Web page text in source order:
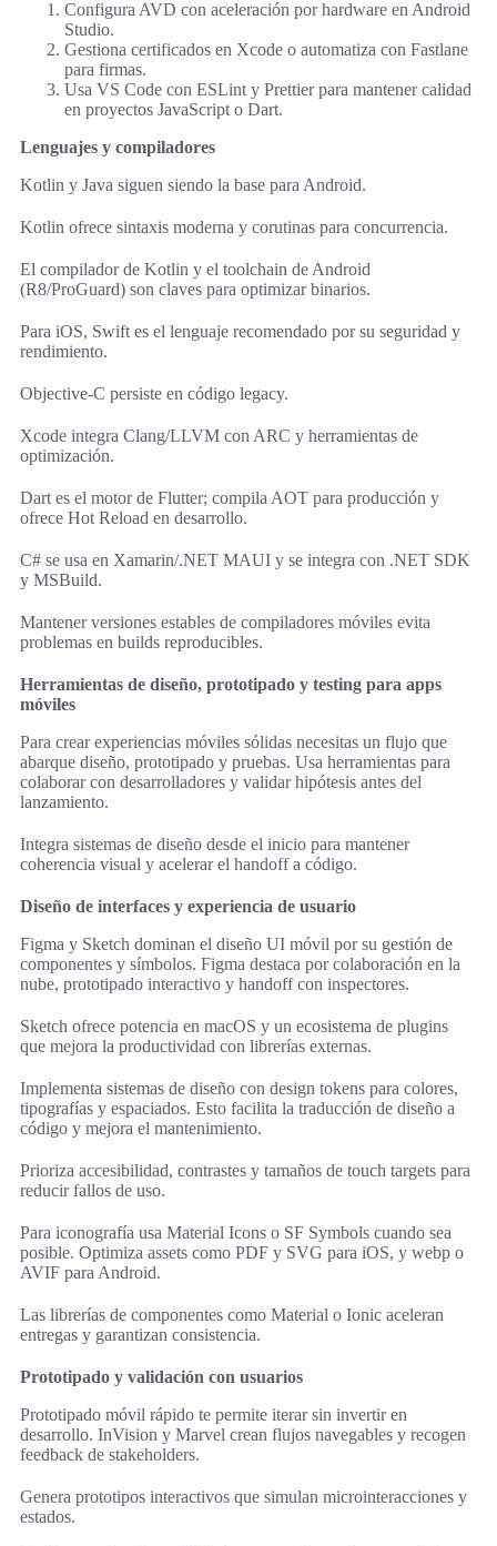
Configura AVD con aceleración por hardware en Android
Studio.
Gestiona certificados en Xcode o automatiza con Fastlane
para firmas.
Usa VS Code con ESLint y Prettier para mantener calidad
en proyectos JavaScript o Dart.
Lenguajes y compiladores
Kotlin y Java siguen siendo la base para Android.
Kotlin ofrece sintaxis moderna y corutinas para concurrencia.
El compilador de Kotlin y el toolchain de Android
(R8/ProGuard) son claves para optimizar binarios.
Para iOS, Swift es el lenguaje recomendado por su seguridad y
rendimiento.
Objective‑C persiste en código legacy.
Xcode integra Clang/LLVM con ARC y herramientas de
optimización.
Dart es el motor de Flutter; compila AOT para producción y
ofrece Hot Reload en desarrollo.
C# se usa en Xamarin/.NET MAUI y se integra con .NET SDK
y MSBuild.
Mantener versiones estables de compiladores móviles evita
problemas en builds reproducibles.
Herramientas de diseño, prototipado y testing para apps
móviles
Para crear experiencias móviles sólidas necesitas un flujo que
abarque diseño, prototipado y pruebas. Usa herramientas para
colaborar con desarrolladores y validar hipótesis antes del
lanzamiento.
Integra sistemas de diseño desde el inicio para mantener
coherencia visual y acelerar el handoff a código.
Diseño de interfaces y experiencia de usuario
Figma y Sketch dominan el diseño UI móvil por su gestión de
componentes y símbolos. Figma destaca por colaboración en la
nube, prototipado interactivo y handoff con inspectores.
Sketch ofrece potencia en macOS y un ecosistema de plugins
que mejora la productividad con librerías externas.
Implementa sistemas de diseño con design tokens para colores,
tipografías y espaciados. Esto facilita la traducción de diseño a
código y mejora el mantenimiento.
Prioriza accesibilidad, contrastes y tamaños de touch targets para
reducir fallos de uso.
Para iconografía usa Material Icons o SF Symbols cuando sea
posible. Optimiza assets como PDF y SVG para iOS, y webp o
AVIF para Android.
Las librerías de componentes como Material o Ionic aceleran
entregas y garantizan consistencia.
Prototipado y validación con usuarios
Prototipado móvil rápido te permite iterar sin invertir en
desarrollo. InVision y Marvel crean flujos navegables y recogen
feedback de stakeholders.
Genera prototipos interactivos que simulan microinteracciones y
estados.